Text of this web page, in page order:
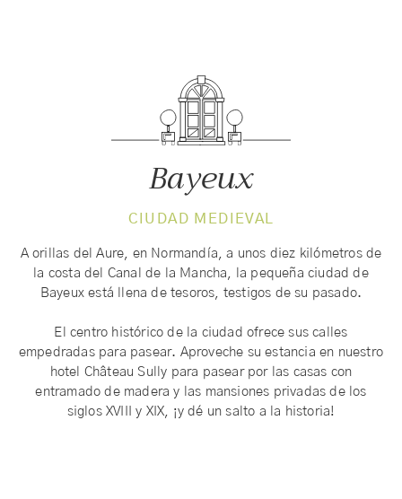
Bayeux
CIUDAD MEDIEVAL
A orillas del Aure, en Normandía, a unos diez kilómetros de
la costa del Canal de la Mancha, la pequeña ciudad de
Bayeux está llena de tesoros, testigos de su pasado.
El centro histórico de la ciudad ofrece sus calles
empedradas para pasear. Aproveche su estancia en nuestro
hotel Château Sully para pasear por las casas con
entramado de madera y las mansiones privadas de los
siglos XVIII y XIX, ¡y dé un salto a la historia!